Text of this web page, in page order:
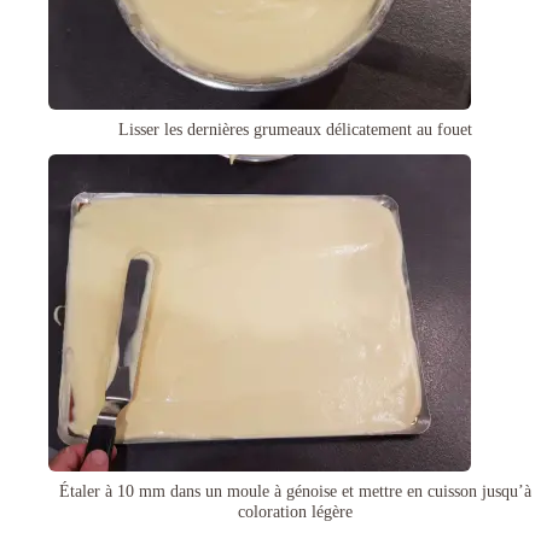
Lisser les dernières grumeaux délicatement au fouet
Étaler à 10 mm dans un moule à génoise et mettre en cuisson jusqu’à
coloration légère